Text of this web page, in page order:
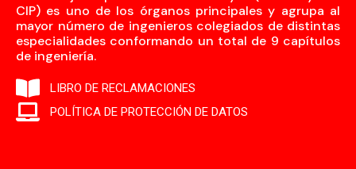
CIP) es uno de los órganos principales y agrupa al
mayor número de ingenieros colegiados de distintas
especialidades conformando un total de 9 capítulos
de ingeniería.
LIBRO DE RECLAMACIONES
POLÍTICA DE PROTECCIÓN DE DATOS